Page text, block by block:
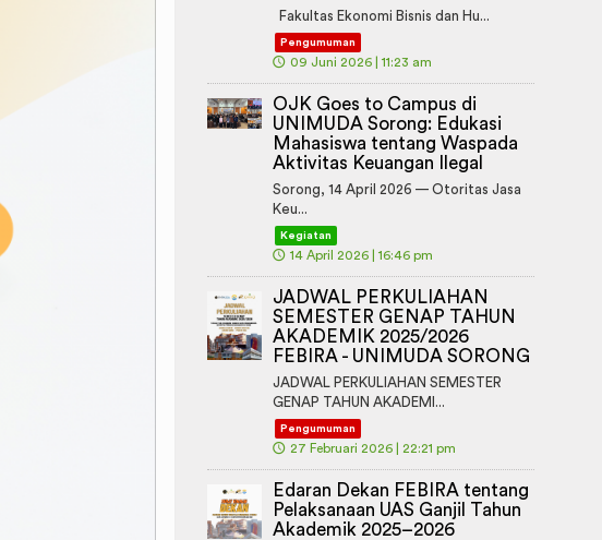
Fakultas Ekonomi Bisnis dan Hu...
Pengumuman
🕔 09 Juni 2026 | 11:23 am
OJK Goes to Campus di
UNIMUDA Sorong: Edukasi
Mahasiswa tentang Waspada
Aktivitas Keuangan Ilegal
Sorong, 14 April 2026 — Otoritas Jasa
Keu...
Kegiatan
🕔 14 April 2026 | 16:46 pm
JADWAL PERKULIAHAN
SEMESTER GENAP TAHUN
AKADEMIK 2025/2026
FEBIRA - UNIMUDA SORONG
JADWAL PERKULIAHAN SEMESTER
GENAP TAHUN AKADEMI...
Pengumuman
🕔 27 Februari 2026 | 22:21 pm
Edaran Dekan FEBIRA tentang
Pelaksanaan UAS Ganjil Tahun
Akademik 2025–2026